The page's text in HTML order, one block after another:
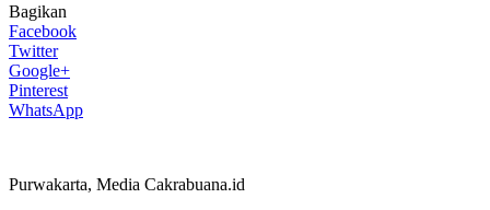
Bagikan
Facebook
Twitter
Google+
Pinterest
WhatsApp
Purwakarta, Media Cakrabuana.id